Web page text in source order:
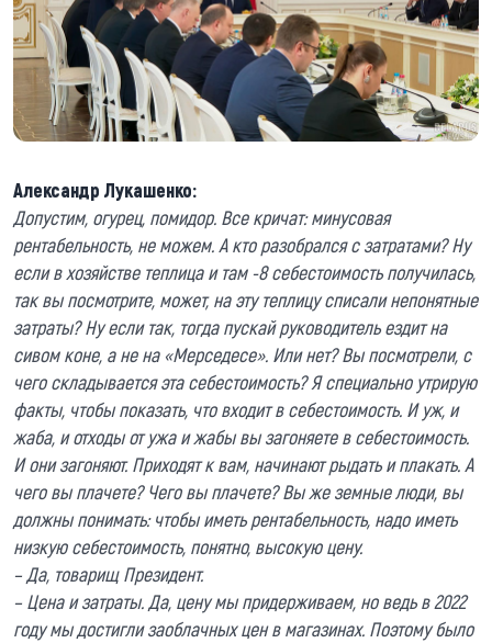
Александр Лукашенко:
Допустим, огурец, помидор. Все кричат: минусовая
рентабельность, не можем. А кто разобрался с затратами? Ну
если в хозяйстве теплица и там -8 себестоимость получилась,
так вы посмотрите, может, на эту теплицу списали непонятные
затраты? Ну если так, тогда пускай руководитель ездит на
сивом коне, а не на «Мерседесе». Или нет? Вы посмотрели, с
чего складывается эта себестоимость? Я специально утрирую
факты, чтобы показать, что входит в себестоимость. И уж, и
жаба, и отходы от ужа и жабы вы загоняете в себестоимость.
И они загоняют. Приходят к вам, начинают рыдать и плакать. А
чего вы плачете? Чего вы плачете? Вы же земные люди, вы
должны понимать: чтобы иметь рентабельность, надо иметь
низкую себестоимость, понятно, высокую цену.
– Да, товарищ Президент.
– Цена и затраты. Да, цену мы придерживаем, но ведь в 2022
году мы достигли заоблачных цен в магазинах. Поэтому было